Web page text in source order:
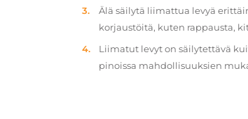
Älä säilytä liimattua levyä
korjaustöitä, kuten rappausta,
Liimatut levyt on säilytettävä
pinoissa mahdollisuuksien